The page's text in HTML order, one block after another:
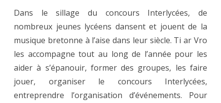
Samedi
11
mars
Dans le sillage du concours Interlycées, de
nombreux jeunes lycéens dansent et jouent de la
musique bretonne à l’aise dans leur siècle. Ti ar Vro
les accompagne tout au long de l’année pour les
aider à s’épanouir, former des groupes, les faire
jouer, organiser le concours Interlycées,
entreprendre l’organisation d’événements. Pour